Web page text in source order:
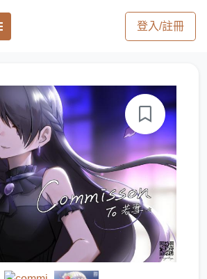
登入/註冊